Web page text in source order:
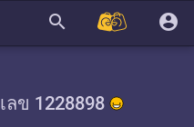
search account_circle
ข 1228898